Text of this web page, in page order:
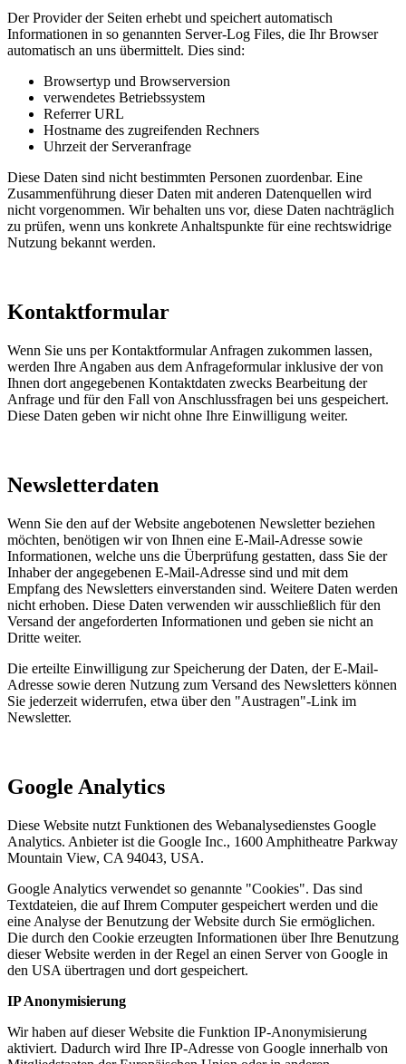
Der Provider der Seiten erhebt und speichert automatisch
Informationen in so genannten Server-Log Files, die Ihr Browser
automatisch an uns übermittelt. Dies sind:
Browsertyp und Browserversion
verwendetes Betriebssystem
Referrer URL
Hostname des zugreifenden Rechners
Uhrzeit der Serveranfrage
Diese Daten sind nicht bestimmten Personen zuordenbar. Eine
Zusammenführung dieser Daten mit anderen Datenquellen wird
nicht vorgenommen. Wir behalten uns vor, diese Daten nachträglich
zu prüfen, wenn uns konkrete Anhaltspunkte für eine rechtswidrige
Nutzung bekannt werden.
Kontaktformular
Wenn Sie uns per Kontaktformular Anfragen zukommen lassen,
werden Ihre Angaben aus dem Anfrageformular inklusive der von
Ihnen dort angegebenen Kontaktdaten zwecks Bearbeitung der
Anfrage und für den Fall von Anschlussfragen bei uns gespeichert.
Diese Daten geben wir nicht ohne Ihre Einwilligung weiter.
Newsletterdaten
Wenn Sie den auf der Website angebotenen Newsletter beziehen
möchten, benötigen wir von Ihnen eine E-Mail-Adresse sowie
Informationen, welche uns die Überprüfung gestatten, dass Sie der
Inhaber der angegebenen E-Mail-Adresse sind und mit dem
Empfang des Newsletters einverstanden sind. Weitere Daten werden
nicht erhoben. Diese Daten verwenden wir ausschließlich für den
Versand der angeforderten Informationen und geben sie nicht an
Dritte weiter.
Die erteilte Einwilligung zur Speicherung der Daten, der E-Mail-
Adresse sowie deren Nutzung zum Versand des Newsletters können
Sie jederzeit widerrufen, etwa über den "Austragen"-Link im
Newsletter.
Google Analytics
Diese Website nutzt Funktionen des Webanalysedienstes Google
Analytics. Anbieter ist die Google Inc., 1600 Amphitheatre Parkway
Mountain View, CA 94043, USA.
Google Analytics verwendet so genannte "Cookies". Das sind
Textdateien, die auf Ihrem Computer gespeichert werden und die
eine Analyse der Benutzung der Website durch Sie ermöglichen.
Die durch den Cookie erzeugten Informationen über Ihre Benutzung
dieser Website werden in der Regel an einen Server von Google in
den USA übertragen und dort gespeichert.
IP Anonymisierung
Wir haben auf dieser Website die Funktion IP-Anonymisierung
aktiviert. Dadurch wird Ihre IP-Adresse von Google innerhalb von